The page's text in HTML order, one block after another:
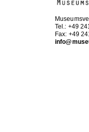
Tel.: +49
Fax: +49